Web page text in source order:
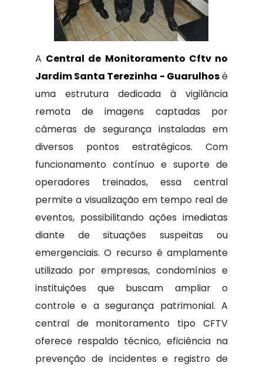
A Central de Monitoramento Cftv no
Jardim Santa Terezinha - Guarulhosé
uma estrutura dedicada à vigilância
remota de imagens captadas por
câmeras de segurança instaladas em
diversos pontos estratégicos. Com
funcionamento contínuo e suporte de
operadores treinados, essa central
permite a visualização em tempo real de
eventos, possibilitando ações imediatas
diante de situações suspeitas ou
emergenciais. O recurso é amplamente
utilizado por empresas, condomínios e
instituições que buscam ampliar o
controle e a segurança patrimonial. A
central de monitoramento tipo CFTV
oferece respaldo técnico, eficiência na
prevenção de incidentes e registro de